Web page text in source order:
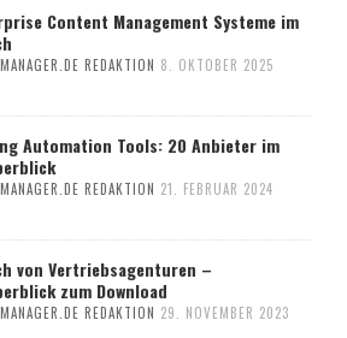
Content Management Systeme im
REDAKTION 8. OKTOBER 2025
Automation Tools: 20 Anbieter im
REDAKTION 21. FEBRUAR 2024
von Vertriebsagenturen –
zum Download
REDAKTION 29. NOVEMBER 2023